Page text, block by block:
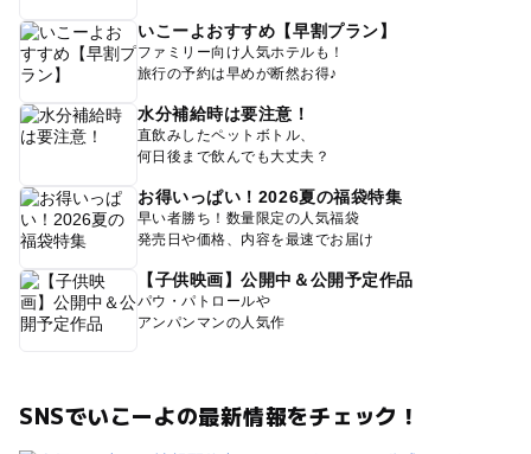
いこーよおすすめ【早割プラン】
ファミリー向け人気ホテルも！
旅行の予約は早めが断然お得♪
水分補給時は要注意！
直飲みしたペットボトル、
何日後まで飲んでも大丈夫？
お得いっぱい！2026夏の福袋特集
早い者勝ち！数量限定の人気福袋
発売日や価格、内容を最速でお届け
【子供映画】公開中＆公開予定作品
パウ・パトロールや
アンパンマンの人気作
SNSでいこーよの最新情報をチェック！